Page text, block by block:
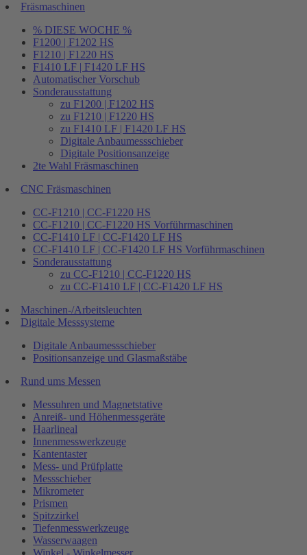
Fräsmaschinen
% DIESE WOCHE %
F1200 | F1202 HS
F1210 | F1220 HS
F1410 LF | F1420 LF HS
Automatischer Vorschub
Sonderausstattung
zu F1200 | F1202 HS
zu F1210 | F1220 HS
zu F1410 LF | F1420 LF HS
Digitale Anbaumessschieber
Digitale Positionsanzeige
2te Wahl Fräsmaschinen
CNC Fräsmaschinen
CC-F1210 | CC-F1220 HS
CC-F1210 | CC-F1220 HS Vorführmaschinen
CC-F1410 LF | CC-F1420 LF HS
CC-F1410 LF | CC-F1420 LF HS Vorführmaschinen
Sonderausstattung
zu CC-F1210 | CC-F1220 HS
zu CC-F1410 LF | CC-F1420 LF HS
Maschinen-/Arbeitsleuchten
Digitale Messsysteme
Digitale Anbaumessschieber
Positionsanzeige und Glasmaßstäbe
Rund ums Messen
Messuhren und Magnetstative
Anreiß- und Höhenmessgeräte
Haarlineal
Innenmesswerkzeuge
Kantentaster
Mess- und Prüfplatte
Messschieber
Mikrometer
Prismen
Spitzzirkel
Tiefenmesswerkzeuge
Wasserwaagen
Winkel - Winkelmesser